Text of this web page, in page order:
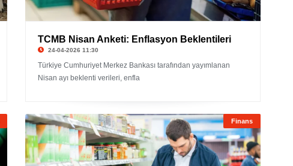
TCMB Nisan Anketi: Enflasyon Beklentileri
24-04-2026 11:30
Türkiye Cumhuriyet Merkez Bankası tarafından yayımlanan
Nisan ayı beklenti verileri, enfla
Finans